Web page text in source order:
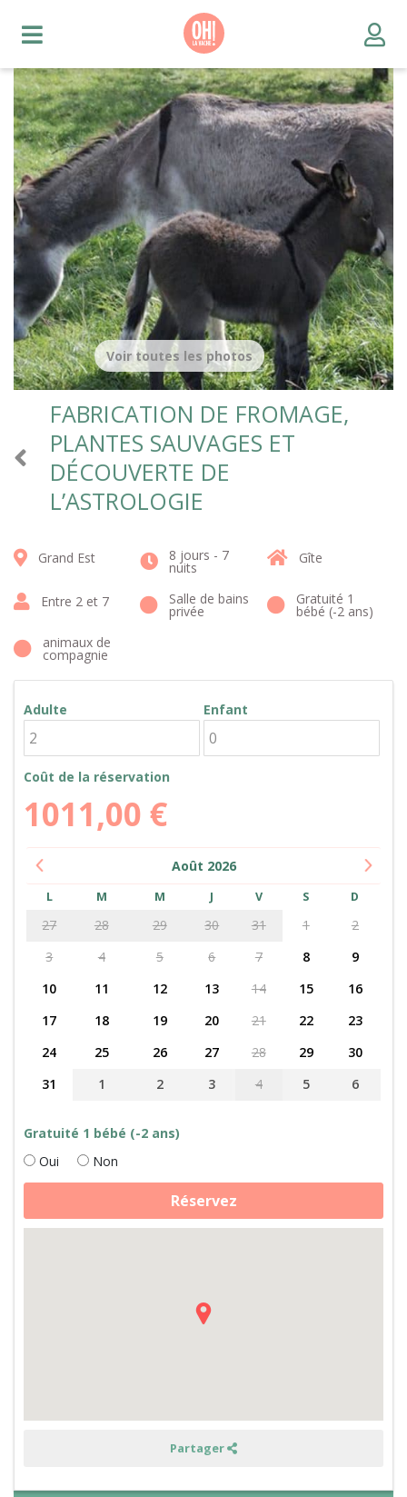
FABRICATION DE FROMAGE,
PLANTES SAUVAGES ET
DÉCOUVERTE DE
L’ASTROLOGIE
Voir toutes les photos
Grand Est 8 jours - 7
nuits
Gîte
Entre 2 et 7 Salle de bains
privée
Gratuité 1
bébé (-2 ans)
animaux de
compagnie
Adulte Enfant
Coût de la réservation
1011,00 €
Août 2026
L M M J V S D
27 28 29 30 31 1
2
3
4 5 6 7 8
9
10
11 12 13 14 15
16
17
18 19 20 21 22
23
24
25 26 27 28 29
30
31
1 2 3 4 5 6
Gratuité 1 bébé (-2 ans)
Oui
Non
quantité
Fabrication
de
Réservez
Partager